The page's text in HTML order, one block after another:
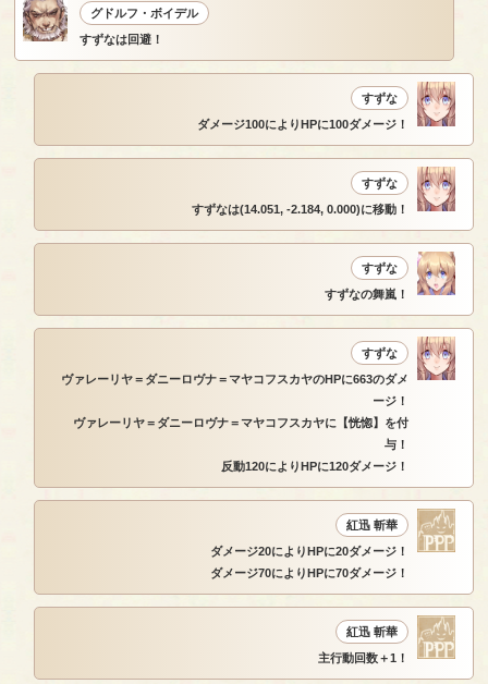
グドルフ・ボイデル
すずなは回避！
すずな
ダメージ100によりHPに100ダメージ！
すずな
すずなは(14.051, -2.184, 0.000)に移動！
すずな
すずなの舞嵐！
すずな
ヴァレーリヤ＝ダニーロヴナ＝マヤコフスカヤのHPに663のダメ
ージ！
ヴァレーリヤ＝ダニーロヴナ＝マヤコフスカヤに【恍惚】を付
与！
反動120によりHPに120ダメージ！
紅迅 斬華
ダメージ20によりHPに20ダメージ！
ダメージ70によりHPに70ダメージ！
紅迅 斬華
主行動回数＋1！